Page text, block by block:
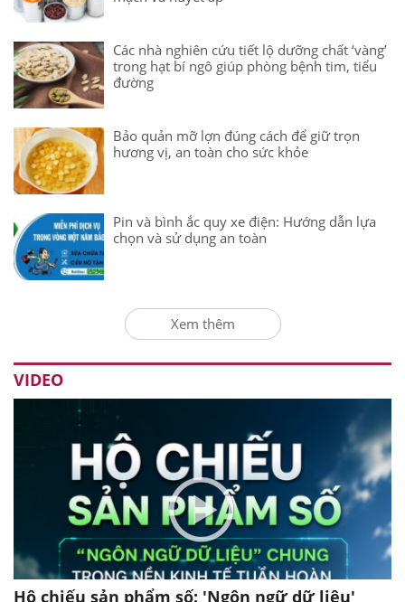
Các nhà nghiên cứu tiết lộ dưỡng chất ‘vàng’
trong hạt bí ngô giúp phòng bệnh tim, tiểu
đường
Bảo quản mỡ lợn đúng cách để giữ trọn
hương vị, an toàn cho sức khỏe
Pin và bình ắc quy xe điện: Hướng dẫn lựa
chọn và sử dụng an toàn
Xem thêm
VIDEO
Hộ chiếu sản phẩm số: 'Ngôn ngữ dữ liệu'